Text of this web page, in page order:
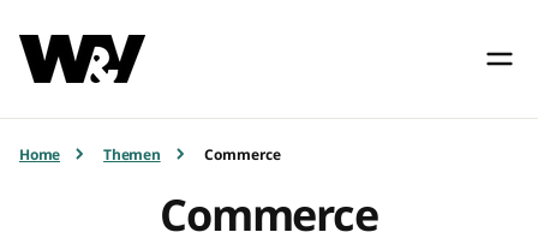
Home Themen Commerce
Commerce